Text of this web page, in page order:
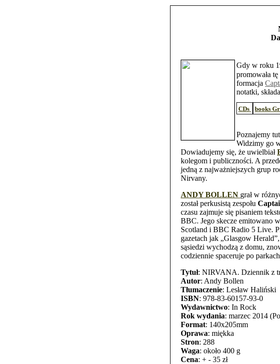
Gdy w roku
promowała
formacja
notatki,
CDs books
Poznajemy
Widzimy go
Dowiadujemy się, że uwielbiał
kolegom i publiczności. A
jedną z najważniejszych grup
Nirvany.
ANDY BOLLEN grał w
został perkusistą zespołu
czasu zajmuje się pisaniem
BBC. Jego skecze emitowano
Scotland i BBC Radio 5 Live.
gazetach jak „Glasgow
sąsiedzi wychodzą z domu,
codziennie spaceruje po
Tytuł: NIRVANA. Dziennik z
Autor: Andy Bollen
Tłumaczenie: Lesław Haliński
ISBN: 978-83-60157-93-0
Wydawnictwo: In Rock
Rok wydania: marzec 2014
Format: 140x205mm
Oprawa: miękka
Stron: 288
Waga: około 400 g
Cena: + - 35 zł